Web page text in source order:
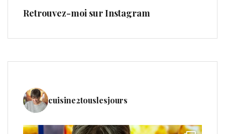
Retrouvez-moi sur Instagram
cuisine2touslesjours